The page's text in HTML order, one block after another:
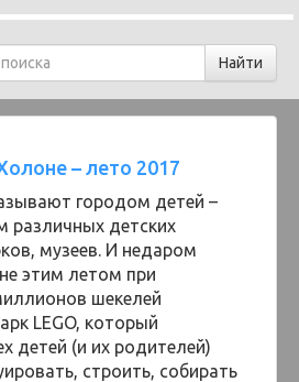
– лето 2017
городом детей –
различных детских
музеев. И недаром
этим летом при
шекелей
LEGO, который
детей (и их родителей)
строить, собирать